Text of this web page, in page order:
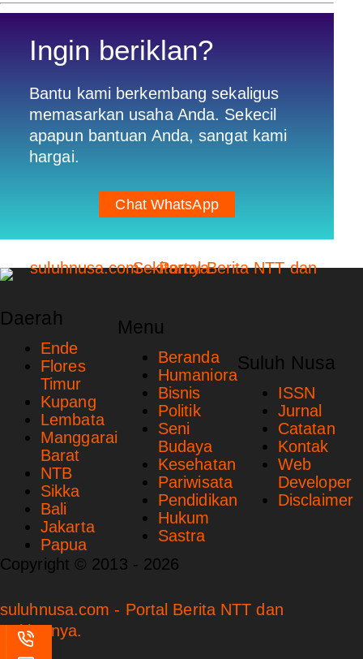
Ingin beriklan?
Bantu kami berkembang sekaligus
memasarkan usaha Anda. Sekecil
apapun bantuan Anda, sangat kami
hargai.
Chat WhatsApp
Daerah
Ende
Flores
Timur
Kupang
Lembata
Manggarai
Barat
NTB
Sikka
Bali
Jakarta
Papua
Menu
Beranda
Humaniora
Bisnis
Politik
Seni
Budaya
Kesehatan
Pariwisata
Pendidikan
Hukum
Sastra
Suluh Nusa
ISSN
Jurnal
Catatan
Kontak
Web
Developer
Disclaimer
Copyright © 2013 - 2026
suluhnusa.com - Portal Berita NTT dan
Sekitarnya.